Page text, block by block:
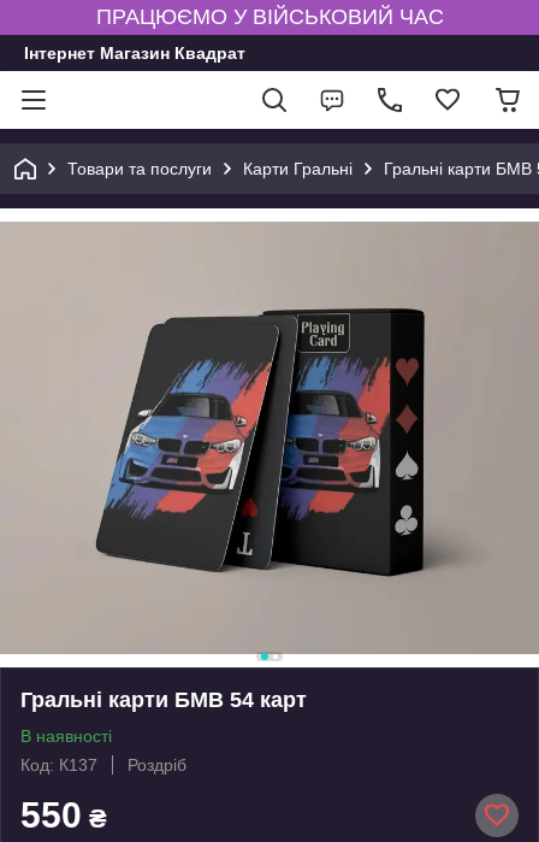
ПРАЦЮЄМО У ВІЙСЬКОВИЙ ЧАС
Інтернет Магазин Квадрат
Товари та послуги Карти Гральні Гральні карти БМВ
Гральні карти БМВ 54 карт
В наявності
Код: К137
Роздріб
550 ₴